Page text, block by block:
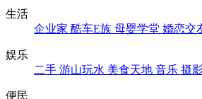
生活
企业家 酷车E族 母婴学堂 婚恋交
娱乐
二手 游山玩水 美食天地 音乐 摄
便民